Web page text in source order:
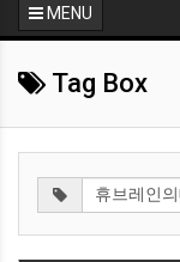
MENU
Tag Box